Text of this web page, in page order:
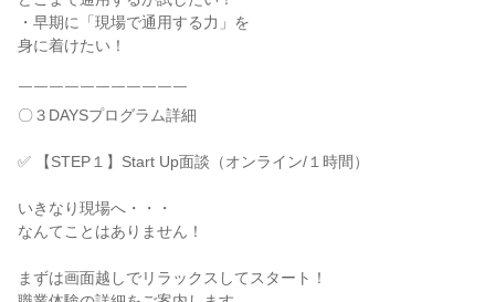
・早期に「現場で通用する力」を
身に着けたい！
￣￣￣￣￣￣￣￣￣￣￣
〇３DAYSプログラム詳細
✅ 【STEP１】Start Up面談（オンライン/１時間）
いきなり現場へ・・・
なんてことはありません！
まずは画面越しでリラックスしてスタート！